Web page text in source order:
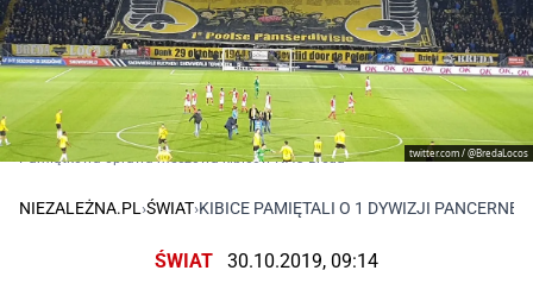
twitter.com / @BredaLocos
Pamiątkowa oprawa meczowa kibiców NAC Breda
NIEZALEŻNA.PL›ŚWIAT›KIBICE PAMIĘTALI O 1 DYWIZJI
ŚWIAT 30.10.2019, 09:14